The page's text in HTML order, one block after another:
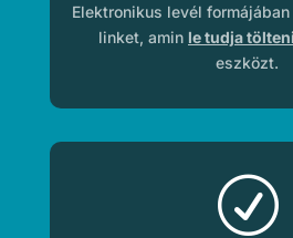
Elektronikus levél
linket, amin le tudja tölteni
eszközt.
R